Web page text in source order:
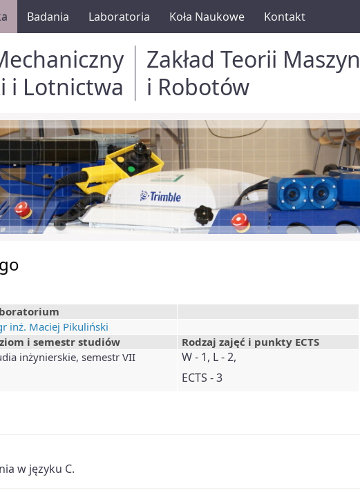
Badania Laboratoria Koła Naukowe Kontakt
i Lotnictwa
Zakład Teorii Maszyn
i Robotów
inż. Maciej Pikuliński
i semestr studiów Rodzaj zajęć i punkty ECTS
inżynierskie, semestr VII
W - 1, L - 2,
ECTS - 3
w języku C.